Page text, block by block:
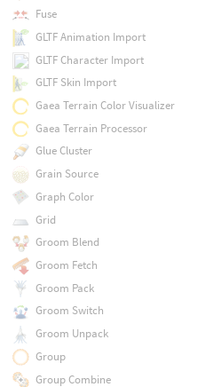
Fuse
GLTF Animation Import
GLTF Character Import
GLTF Skin Import
Gaea Terrain Color Visualizer
Gaea Terrain Processor
Glue Cluster
Grain Source
Graph Color
Grid
Groom Blend
Groom Fetch
Groom Pack
Groom Switch
Groom Unpack
Group
Group Combine